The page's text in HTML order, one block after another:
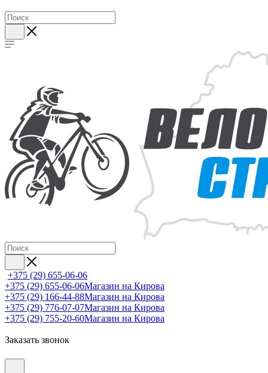
+375 (29) 655-06-06
+375 (29) 655-06-06Магазин на Кирова
+375 (29) 166-44-88Магазин на Кирова
+375 (29) 776-07-07Магазин на Кирова
+375 (29) 755-20-60Магазин на Кирова
Заказать звонок